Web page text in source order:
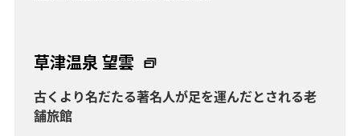
草津温泉 望雲
古くより名だたる著名人が足を運んだとされる老
舗旅館